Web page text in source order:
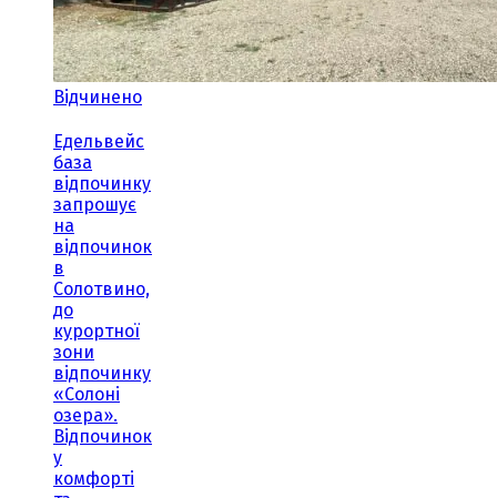
Відчинено
Едельвейс
база
відпочинку
запрошує
на
відпочинок
в
Солотвино,
до
курортної
зони
відпочинку
«Солоні
озера».
Відпочинок
у
комфорті